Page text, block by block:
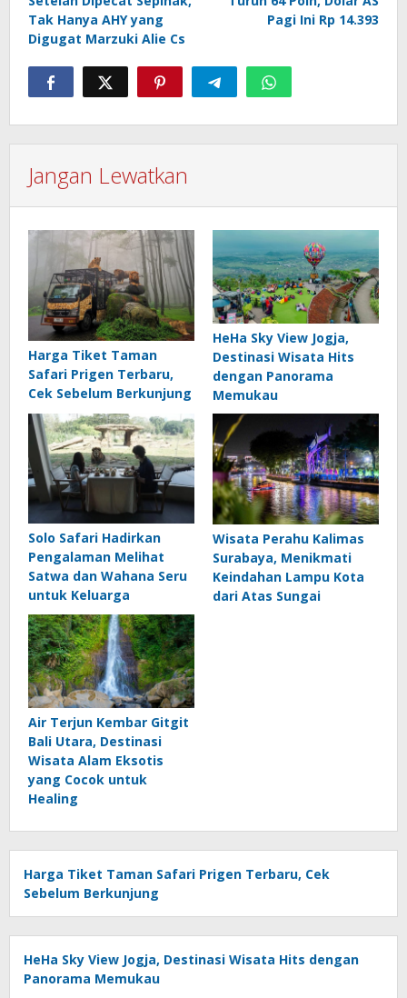
pos
Tak Hanya AHY yang
Digugat Marzuki Alie Cs
Pagi Ini Rp 14.393
Jangan Lewatkan
Harga Tiket Taman
Safari Prigen Terbaru,
Cek Sebelum Berkunjung
HeHa Sky View Jogja,
Destinasi Wisata Hits
dengan Panorama
Memukau
Solo Safari Hadirkan
Pengalaman Melihat
Satwa dan Wahana Seru
untuk Keluarga
Wisata Perahu Kalimas
Surabaya, Menikmati
Keindahan Lampu Kota
dari Atas Sungai
Air Terjun Kembar Gitgit
Bali Utara, Destinasi
Wisata Alam Eksotis
yang Cocok untuk
Healing
Harga Tiket Taman Safari Prigen Terbaru, Cek
Sebelum Berkunjung
HeHa Sky View Jogja, Destinasi Wisata Hits dengan
Panorama Memukau